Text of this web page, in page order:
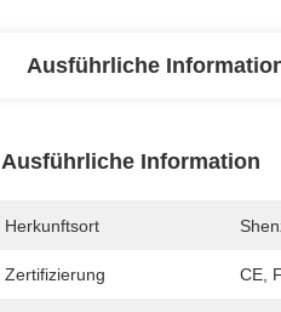
Ausführliche
Ausführliche Information
Herkunftsort
Zertifizierung CE,